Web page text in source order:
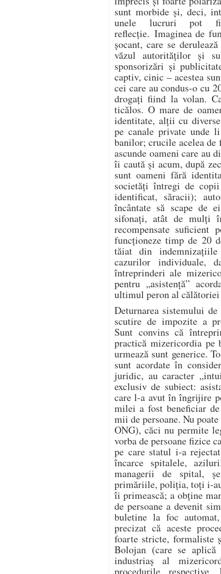
sunt morbide și, deci,
unele lucruri pot
reflecție. Imaginea de
șocant, care se
văzul autorităților și
sponsorizări și
captiv, cinic – acestea
cei care au condus-o cu
drogați fiind la volan.
ticălos. O mare de
identitate, alții cu
pe canale private unde
banilor; crucile acelea de
ascunde oameni care au
îi caută și acum, după
sunt oameni fără
societăți întregi de
identificat, săracii);
încântate să scape de
sifonați, atât de mulți
recompensate suficient
funcționeze timp de 20
tăiat din
cazurilor individuale,
întreprinderi ale
pentru „asistență”
ultimul peron al
Deturnarea sistemului
scutire de impozite a
Sunt convins că
practică mizericordia pe
urmează sunt generice.
sunt acordate în
juridic, au caracter
exclusiv de subiect:
care l-a avut în îngrijire
milei a fost beneficiar
mii de persoane. Nu
ONG), căci nu permite
vorba de persoane fizice
pe care statul i-a
încarce spitalele,
managerii de spital,
primăriile, poliția, toți i-
îi primească; a obține
de persoane a devenit
buletine la foc
precizat că aceste
foarte stricte, formaliste
Bolojan (care se
industriaș al
procedurile